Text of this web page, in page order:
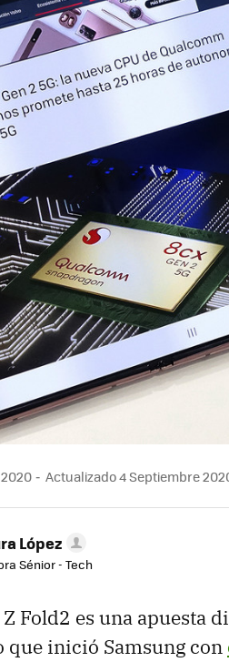
Actualizado 4 Septiembre
López
Sénior - Tech
Z Fold2 es una apuesta
que inició Samsung con